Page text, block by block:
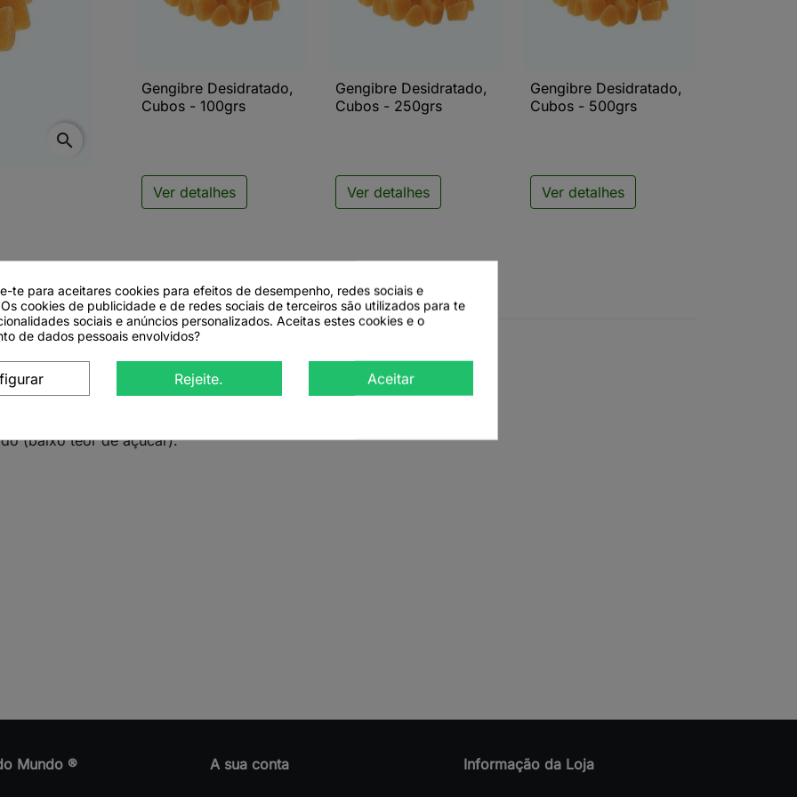
search
 Vista rápida
Gengibre Desidratado,
Cubos - 100grs
Ver detalhes
 Vista rápida
Gengibre Desidratado,
Cubos - 250grs
Ver detalhes
 Vista rápida
Gengibre Desidratado,
Cubos - 500grs
Ver detalhes
- 1Kg
(baixo teor de açúcar).
Mundo ® A sua conta Informação da Loja
te para aceitares cookies para efeitos de desempenho, redes sociais e
cookies de publicidade e de redes sociais de terceiros são utilizados para te
sociais e anúncios personalizados. Aceitas estes cookies e o
de dados pessoais envolvidos?
Rejeite. Aceitar